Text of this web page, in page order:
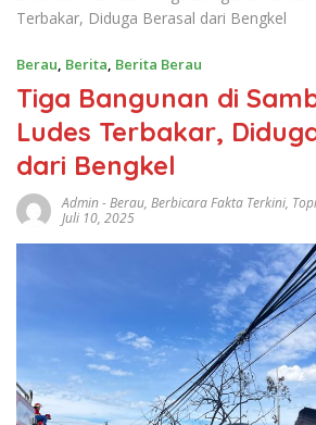
Terbakar, Diduga Berasal dari Bengkel
Berau, Berita, Berita Berau
Tiga Bangunan di
Ludes Terbakar,
dari Bengkel
Admin-Berau, Berbicara Fakta Terkini,
Juli 10, 2025